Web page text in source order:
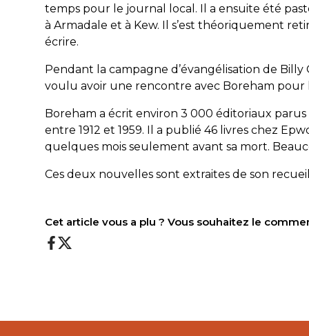
temps pour le journal local. Il a ensuite été
à Armadale et à Kew. Il s’est théoriquement
écrire.
Pendant la campagne d’évangélisation de
voulu avoir une rencontre avec Boreham pour
Boreham a écrit environ 3 000 éditoriaux
entre 1912 et 1959. Il a publié 46 livres chez
quelques mois seulement avant sa mort.
Ces deux nouvelles sont extraites de son
Cet article vous a plu ? Vous souhaitez le